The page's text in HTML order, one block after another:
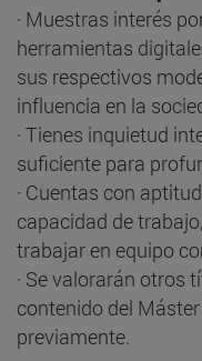
· Muestras interés
herramientas
sus respectivos
influencia en la
· Tienes inquietud
suficiente para
· Cuentas con
capacidad de
trabajar en equipo
· Se valorarán otros
contenido del
previamente.